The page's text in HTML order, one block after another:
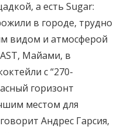
а есть Sugar:
в городе, трудно
видом и атмосферой
Майами, в
с “270-
горизонт
местом для
Андрес Гарсия,